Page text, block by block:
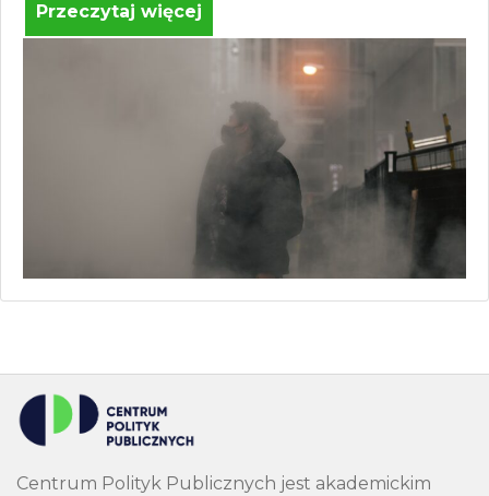
Przeczytaj więcej
Centrum Polityk Publicznych jest akademickim